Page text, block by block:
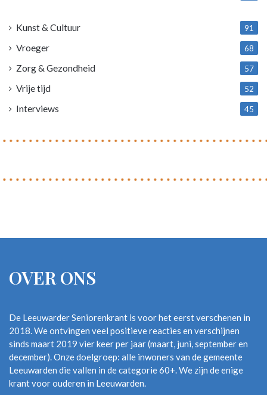
Kunst & Cultuur 91
Vroeger 68
Zorg & Gezondheid 57
Vrije tijd 52
Interviews 45
OVER ONS
De Leeuwarder Seniorenkrant is voor het eerst verschenen in
2018. We ontvingen veel positieve reacties en verschijnen
sinds maart 2019 vier keer per jaar (maart, juni, september en
december). Onze doelgroep: alle inwoners van de gemeente
Leeuwarden die vallen in de categorie 60+. We zijn de enige
krant voor ouderen in Leeuwarden.